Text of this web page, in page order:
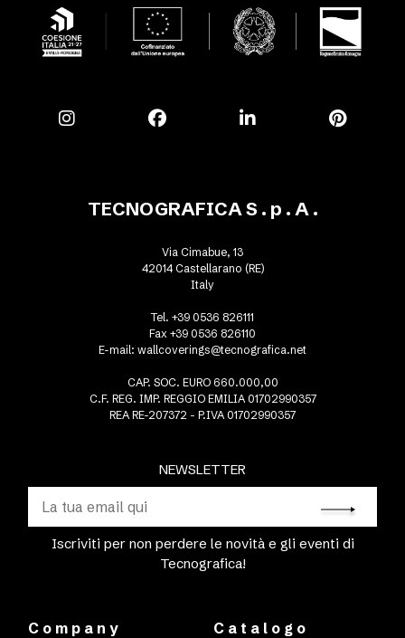
NEWSLETTER
Iscriviti per non perdere le novità e gli eventi di
Tecnografica!
TECNOGRAFICA S . p . A .
Via Cimabue, 13
42014 Castellarano (RE)
Italy
Tel. +39 0536 826111
Fax +39 0536 826110
E-mail: wallcoverings@tecnografica.net
CAP. SOC. EURO 660.000,00
C.F. REG. IMP. REGGIO EMILIA 01702990357
REA RE-207372 - P.IVA 01702990357
Company Catalogo